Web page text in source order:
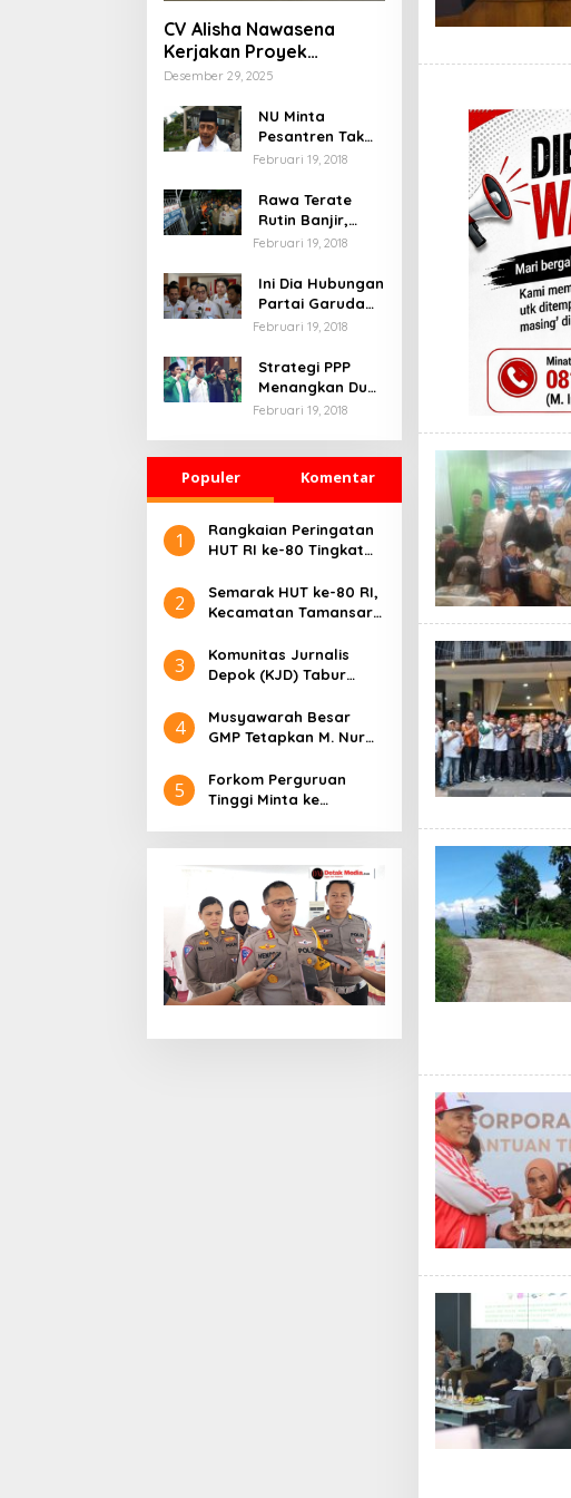
CV Alisha Nawasena
Kerjakan Proyek
Rehabilitasi SDN Ratu
Langgar RAB
Desember 29, 2025
NU Minta
Pesantren Tak
Terprovokasi
Februari 19, 2018
Rawa Terate
Rutin Banjir,
Anies Bakal Cek
Februari 19, 2018
Ini Dia Hubungan
Partai Garuda
dengan
Februari 19, 2018
Strategi PPP
Menangkan Duet
Ganjar dan Gus
Februari 19, 2018
Populer Komentar
1
Rangkaian Peringatan
HUT RI ke-80 Tingkat
Berlangsung Meriah
2
Semarak HUT ke-80 RI,
Kecamatan Tamansari
Lapangan Kemang
3
Komunitas Jurnalis
Depok (KJD) Tabur
Hut Kemerdekaan RI
ke-80
4
Musyawarah Besar
GMP Tetapkan M. Nur
Umum periode 2025-
2028
5
Forkom Perguruan
Tinggi Minta ke